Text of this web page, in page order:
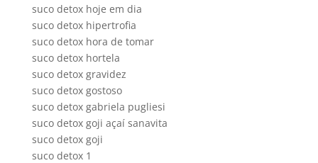
suco detox hoje em dia
suco detox hipertrofia
suco detox hora de tomar
suco detox hortela
suco detox gravidez
suco detox gostoso
suco detox gabriela pugliesi
suco detox goji açaí sanavita
suco detox goji
suco detox 1